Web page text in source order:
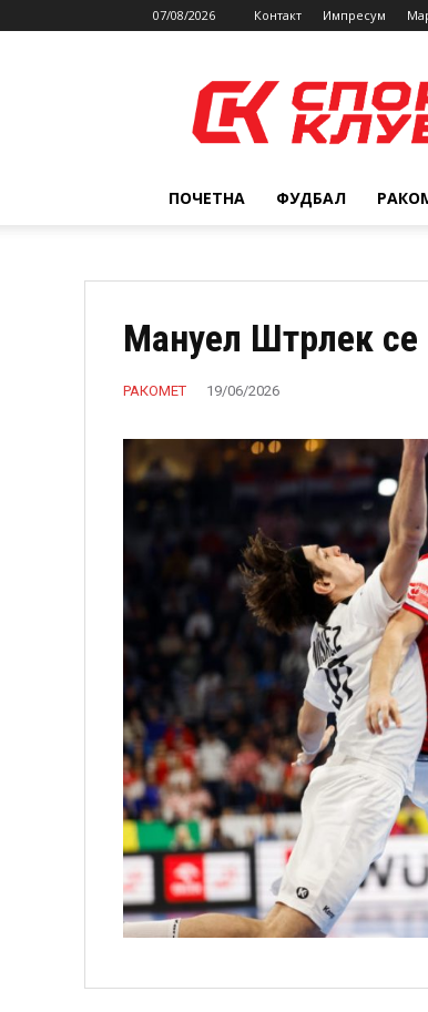
07/08/2026 Контакт Импресум
ПОЧЕТНА ФУДБАЛ
Мануел Штрлек се
РАКОМЕТ 19/06/2026